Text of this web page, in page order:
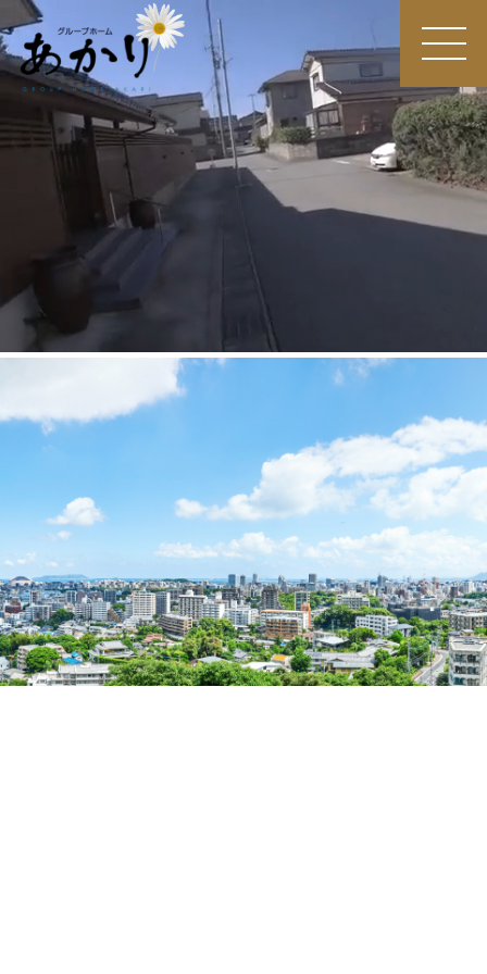
MEN
U